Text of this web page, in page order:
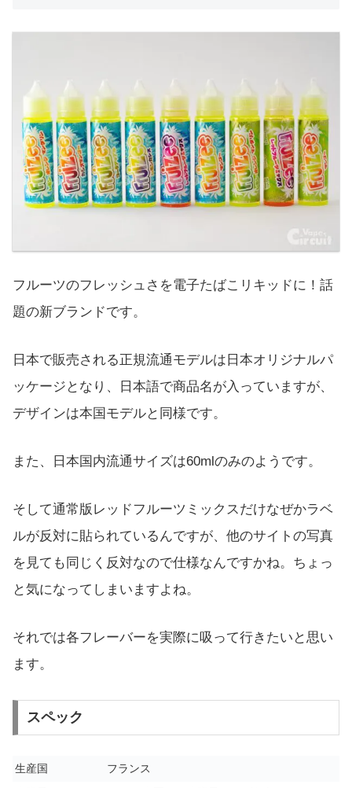
フルーツのフレッシュさを電子たばこリキッドに！話
題の新ブランドです。
日本で販売される正規流通モデルは日本オリジナルパ
ッケージとなり、日本語で商品名が入っていますが、
デザインは本国モデルと同様です。
また、日本国内流通サイズは60mlのみのようです。
そして通常版レッドフルーツミックスだけなぜかラベ
ルが反対に貼られているんですが、他のサイトの写真
を見ても同じく反対なので仕様なんですかね。ちょっ
と気になってしまいますよね。
それでは各フレーバーを実際に吸って行きたいと思い
ます。
スペック
生産国 フランス